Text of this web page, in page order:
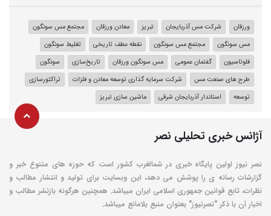
ورزقان شرکت مس آذربایجان تبریز معادن ورزقان
مجتمع مس سونگون
مس سونگون
مجتمع مس سونگون نقطه عطف تاریخی
تغلیط سونگون
فلوتاسیون
گفتمان عمومی مس سونگون ورزقان تاریخ‌سازی
سونگون
طرح های صنعت مس
شرکت سرمایه گذاری توسعه معادن و فلزات
تراکتورسازی
توسعه
استاندار آذربایجان شرقی ماشین سازی تبریز
آژانس خبری تحلیلی نصر
نصر نیوز اولین پایگاه خبری در شمالغرب کشور است که حوزه های متنوع خبر و
گزارشات رسانه ی را پوشش می دهد، این وبسایت برای تولید و انتشار مطالب و
نظرات، تابع قوانین جمهوری اسلامی ایران میباشد. همچنین هرگونه بازنشر مطالب و
اخبار آن با ذکر "نصرنیوز" بعنوان منبع بلامانع میباشد.